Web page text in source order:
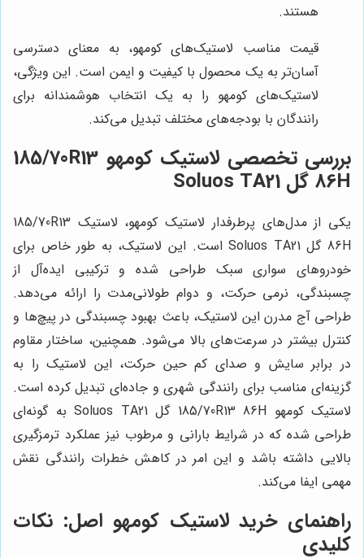
هستند.
قیمت مناسب لاستیک‌های کومهو، به معنای دسترسی
آسان‌تر به یک محصول با کیفیت و ایمن است. این ویژگی،
لاستیک‌های کومهو را به یک انتخاب هوشمندانه برای
رانندگان با بودجه‌های مختلف تبدیل می‌کند.
بررسی تخصصی لاستیک کومهو 185/70R13
86H گل Soluos TA21
یکی از مدل‌های پرطرفدار لاستیک کومهو، لاستیک 185/70R13
86H گل Soluos TA21 است. این لاستیک، به طور خاص برای
خودروهای سواری سبک طراحی شده و ترکیبی ایده‌آل از
چسبندگی، نرمی حرکت، و دوام طولانی‌مدت را ارائه می‌دهد.
طراحی آج مدرن این لاستیک، باعث بهبود چسبندگی در پیچ‌ها و
کنترل بیشتر در سرعت‌های بالا می‌شود. همچنین، ساختار مقاوم
در برابر سایش و صدای کم حین حرکت، این لاستیک را به
گزینه‌ای مناسب برای رانندگی شهری و جاده‌ای تبدیل کرده است.
لاستیک کومهو 185/70R13 86H گل Soluos TA21 به گونه‌ای
طراحی شده که در شرایط بارانی و مرطوب نیز عملکرد ترمزگیری
بالایی داشته باشد و این امر در کاهش خطرات رانندگی نقش
مهمی ایفا می‌کند.
راهنمای خرید لاستیک کومهو اصل: نکات
کلیدی